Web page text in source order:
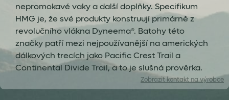
nepromokavé vaky a další doplňky. Specifikum
HMG je, že své produkty konstruují primárně z
revolučního vlákna Dyneema®. Batohy této
značky patří mezi nejpoužívanější na amerických
dálkových trecích jako Pacific Crest Trail a
Continental Divide Trail, a to je slušná prověrka.
Zobrazit kontakt na výrobce